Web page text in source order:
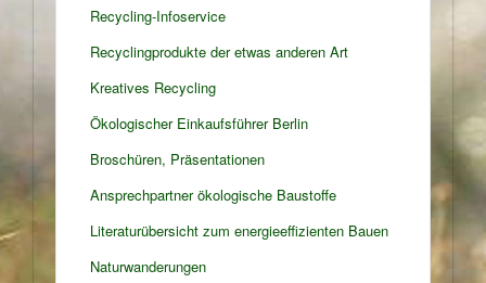
Recycling-Infoservice
Recyclingprodukte der etwas anderen Art
Kreatives Recycling
Ökologischer Einkaufsführer Berlin
Broschüren, Präsentationen
Ansprechpartner ökologische Baustoffe
Literaturübersicht zum energieeffizienten Bauen
Naturwanderungen